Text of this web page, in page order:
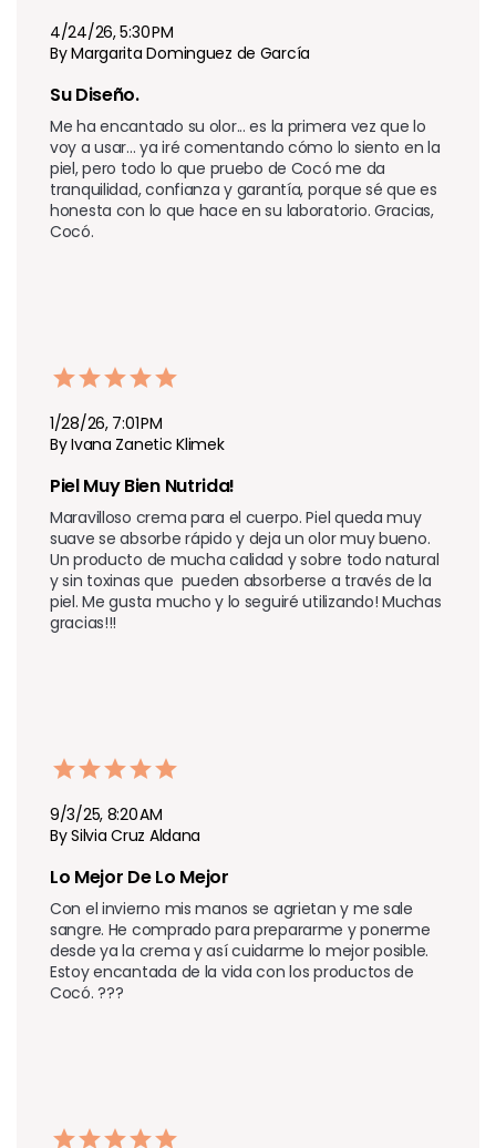
4/24/26, 5:30 PM
By Margarita Dominguez de García
Su Diseño.
Me ha encantado su olor... es la primera vez que lo
voy a usar... ya iré comentando cómo lo siento en la
piel, pero todo lo que pruebo de Cocó me da
tranquilidad, confianza y garantía, porque sé que es
honesta con lo que hace en su laboratorio. Gracias,
Cocó.
1/28/26, 7:01 PM
By Ivana Zanetic Klimek
Piel Muy Bien Nutrida!
Maravilloso crema para el cuerpo. Piel queda muy
suave se absorbe rápido y deja un olor muy bueno.
Un producto de mucha calidad y sobre todo natural
y sin toxinas que  pueden absorberse a través de la
piel. Me gusta mucho y lo seguiré utilizando! Muchas
gracias!!!
9/3/25, 8:20 AM
By Silvia Cruz Aldana
Lo Mejor De Lo Mejor
Con el invierno mis manos se agrietan y me sale
sangre. He comprado para prepararme y ponerme
desde ya la crema y así cuidarme lo mejor posible.
Estoy encantada de la vida con los productos de
Cocó. ???